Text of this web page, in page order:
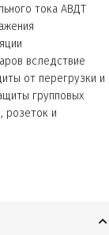
тока АВДТ
вследствие
от перегрузки и
групповых
розеток и